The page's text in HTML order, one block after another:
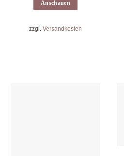
Anschauen
zzgl. Versandkosten